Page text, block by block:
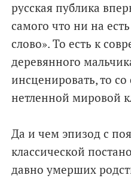
русская публика
самого что ни на
слово». То есть к
деревянного
инсценировать, то
нетленной мировой
Да и чем эпизод с
классической
давно умерших